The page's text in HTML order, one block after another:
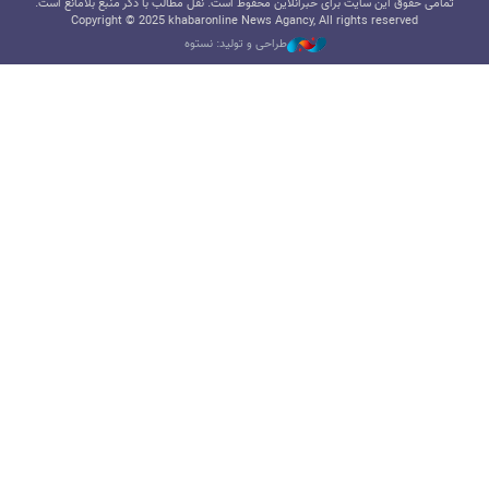
تمامی حقوق این سایت برای خبرآنلاین محفوظ است. نقل مطالب با ذکر منبع بلامانع است.
Copyright © 2025 khabaronline News Agancy, All rights reserved
طراحی و تولید: نستوه